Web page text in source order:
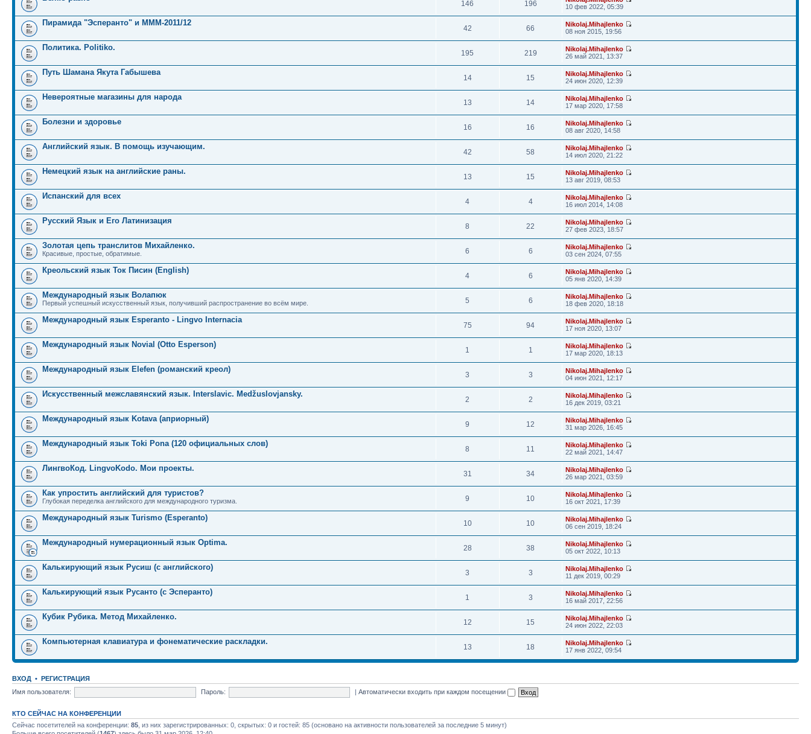
146 196
10 фев 2022, 05:39
Пирамида "Эсперанто" и MMM-2011/12
42 66
Nikolaj.Mihajlenko
08 ноя 2015, 19:56
Политика. Politiko.
195 219
Nikolaj.Mihajlenko
26 май 2021, 13:37
Путь Шамана Якута Габышева
14 15
Nikolaj.Mihajlenko
24 июн 2020, 12:39
Невероятные магазины для народа
13 14
Nikolaj.Mihajlenko
17 мар 2020, 17:58
Болезни и здоровье
16 16
Nikolaj.Mihajlenko
08 авг 2020, 14:58
Английский язык. В помощь изучающим.
42 58
Nikolaj.Mihajlenko
14 июл 2020, 21:22
Немецкий язык на английские раны.
13 15
Nikolaj.Mihajlenko
13 авг 2019, 08:53
Испанский для всех
4 4
Nikolaj.Mihajlenko
16 июл 2014, 14:08
Русский Язык и Его Латинизация
8 22
Nikolaj.Mihajlenko
27 фев 2023, 18:57
Золотая цепь транслитов Михайленко.
Красивые, простые, обратимые. 6 6
Nikolaj.Mihajlenko
03 сен 2024, 07:55
Креольский язык Ток Писин (English)
4 6
Nikolaj.Mihajlenko
05 янв 2020, 14:39
Международный язык Волапюк
Первый успешный искусственный язык, получивший распространение во всём мире. 5 6
Nikolaj.Mihajlenko
18 фев 2020, 18:18
Международный язык Esperanto - Lingvo Internacia
75 94
Nikolaj.Mihajlenko
17 ноя 2020, 13:07
Международный язык Novial (Otto Esperson)
1 1
Nikolaj.Mihajlenko
17 мар 2020, 18:13
Международный язык Elefen (романский креол)
3 3
Nikolaj.Mihajlenko
04 июн 2021, 12:17
Искусственный межславянский язык. Interslavic. Medžuslovjansky.
2 2
Nikolaj.Mihajlenko
16 дек 2019, 03:21
Международный язык Kotava (априорный)
9 12
Nikolaj.Mihajlenko
31 мар 2026, 16:45
Международный язык Toki Pona (120 официальных слов)
8 11
Nikolaj.Mihajlenko
22 май 2021, 14:47
ЛингвоКод. LingvoKodo. Мои проекты.
31 34
Nikolaj.Mihajlenko
26 мар 2021, 03:59
Как упростить английский для туристов?
Глубокая переделка английского для международного туризма. 9 10
Nikolaj.Mihajlenko
16 окт 2021, 17:39
Международный язык Turismo (Esperanto)
10 10
Nikolaj.Mihajlenko
06 сен 2019, 18:24
Международный нумерационный язык Optima.
28 38
Nikolaj.Mihajlenko
05 окт 2022, 10:13
Калькирующий язык Русиш (с английского)
3 3
Nikolaj.Mihajlenko
11 дек 2019, 00:29
Калькирующий язык Русанто (с Эсперанто)
1 3
Nikolaj.Mihajlenko
16 май 2017, 22:56
Кубик Рубика. Метод Михайленко.
12 15
Nikolaj.Mihajlenko
24 июн 2022, 22:03
Компьютерная клавиатура и фонематические раскладки.
13 18
Nikolaj.Mihajlenko
17 янв 2022, 09:54
ВХОД • РЕГИСТРАЦИЯ
Имя пользователя:
Пароль: |Автоматически входить при каждом посещении
КТО СЕЙЧАС НА КОНФЕРЕНЦИИ
Сейчас посетителей на конференции: 85 , из них зарегистрированных: 0, скрытых: 0 и гостей: 85 (основано на активности пользователей за последние 5 минут)